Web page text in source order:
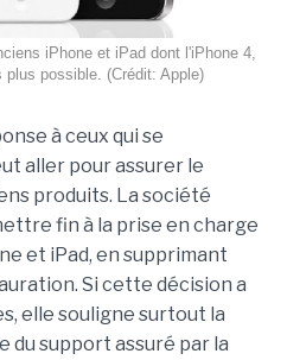
iPhone et iPad dont l'iPhone 4,
possible. (Crédit: Apple)
à ceux qui se
aller pour assurer le
produits. La société
fin à la prise en charge
et iPad, en supprimant
Si cette décision a
elle souligne surtout la
support assuré par la